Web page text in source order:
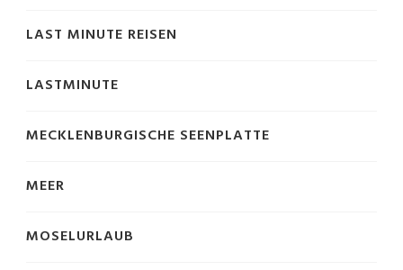
LAST MINUTE REISEN
LASTMINUTE
MECKLENBURGISCHE SEENPLATTE
MEER
MOSELURLAUB